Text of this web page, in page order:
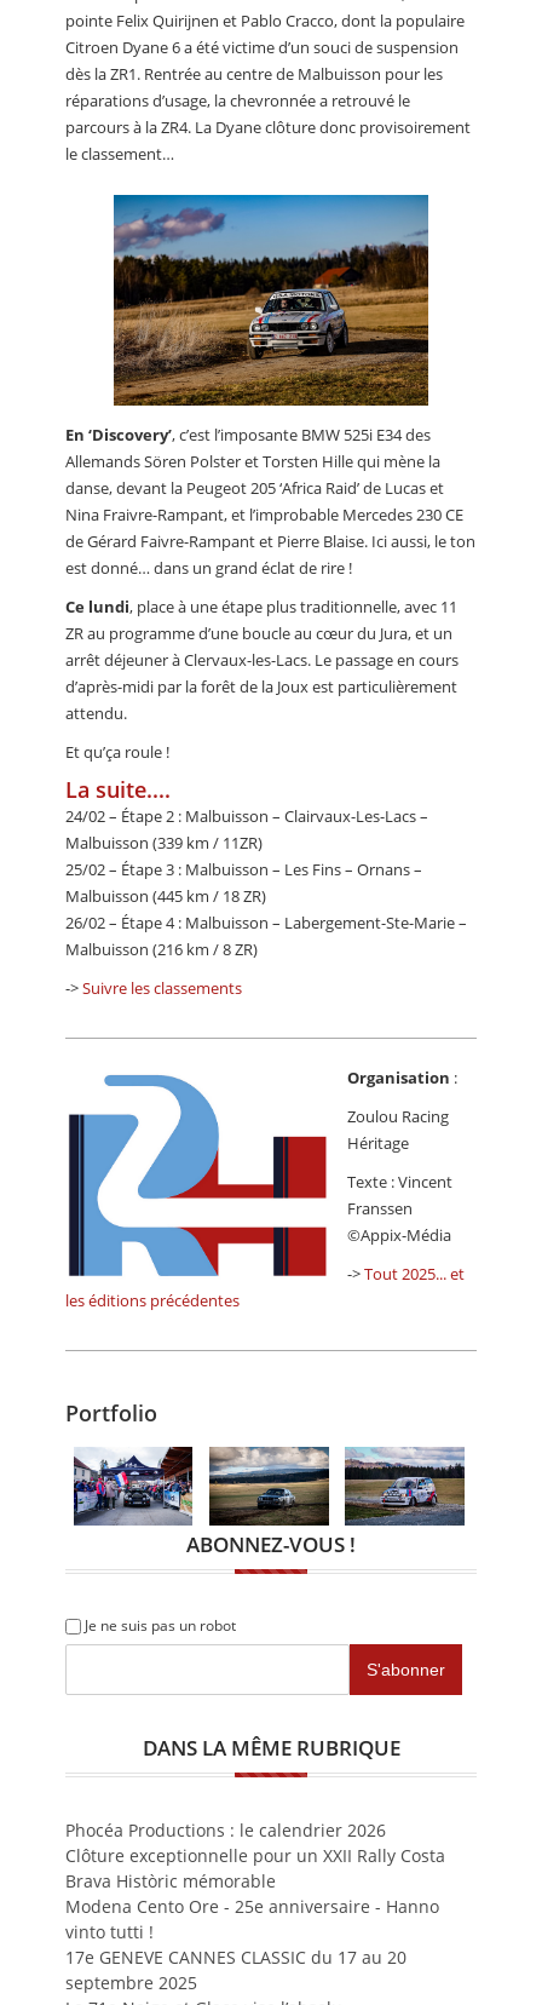
pointe Felix Quirijnen et Pablo Cracco, dont la populaire
Citroen Dyane 6 a été victime d’un souci de suspension
dès la ZR1. Rentrée au centre de Malbuisson pour les
réparations d’usage, la chevronnée a retrouvé le
parcours à la ZR4. La Dyane clôture donc provisoirement
le classement…
En ‘Discovery’, c’est l’imposante BMW 525i E34 des
Allemands Sören Polster et Torsten Hille qui mène la
danse, devant la Peugeot 205 ‘Africa Raid’ de Lucas et
Nina Fraivre-Rampant, et l’improbable Mercedes 230 CE
de Gérard Faivre-Rampant et Pierre Blaise. Ici aussi, le ton
est donné… dans un grand éclat de rire !
Ce lundi, place à une étape plus traditionnelle, avec 11
ZR au programme d’une boucle au cœur du Jura, et un
arrêt déjeuner à Clervaux-les-Lacs. Le passage en cours
d’après-midi par la forêt de la Joux est particulièrement
attendu.
Et qu’ça roule !
La suite....
24/02 – Étape 2 : Malbuisson – Clairvaux-Les-Lacs –
Malbuisson (339 km / 11ZR)
25/02 – Étape 3 : Malbuisson – Les Fins – Ornans –
Malbuisson (445 km / 18 ZR)
26/02 – Étape 4 : Malbuisson – Labergement-Ste-Marie –
Malbuisson (216 km / 8 ZR)
->Suivre les classements
Organisation :
Zoulou Racing
Héritage
Texte : Vincent
Franssen
©Appix-Média
->Tout 2025... et
les éditions précédentes
Portfolio
ABONNEZ-VOUS !
Je ne suis pas un robot
DANS LA MÊME RUBRIQUE
Phocéa Productions : le calendrier 2026
Clôture exceptionnelle pour un XXII Rally Costa
Brava Històric mémorable
Modena Cento Ore - 25e anniversaire - Hanno
vinto tutti !
17e GENEVE CANNES CLASSIC du 17 au 20
septembre 2025